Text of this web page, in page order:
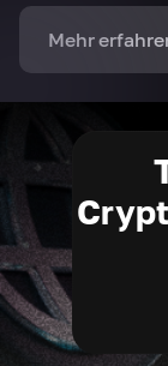
Mehr